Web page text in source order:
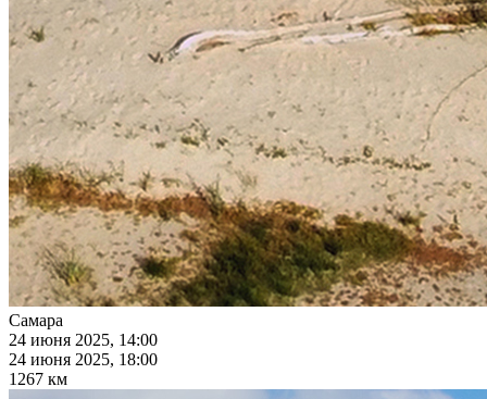
Самара
24 июня 2025, 14:00
24 июня 2025, 18:00
1267 км